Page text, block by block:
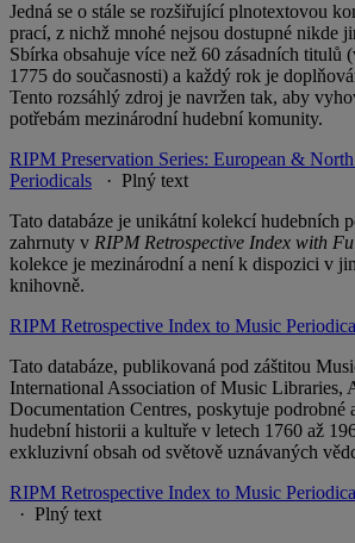
Jedná se o stále se rozšiřující plnotextovou
prací, z nichž mnohé nejsou dostupné nikde
Sbírka obsahuje více než 60 zásadních titulů
1775 do současnosti) a každý rok je
Tento rozsáhlý zdroj je navržen tak, aby
potřebám mezinárodní hudební komunity.
RIPM Preservation Series: European &
Periodicals
· Plný text
Tato databáze je unikátní kolekcí hudebních
zahrnuty v RIPM Retrospective Index with
kolekce je mezinárodní a není k dispozici v
knihovně.
RIPM Retrospective Index to Music
Tato databáze, publikovaná pod záštitou
International Association of Music Libraries,
Documentation Centres, poskytuje podrobné
hudební historii a kultuře v letech 1760 až
exkluzivní obsah od světově uznávaných
RIPM Retrospective Index to Music
· Plný text